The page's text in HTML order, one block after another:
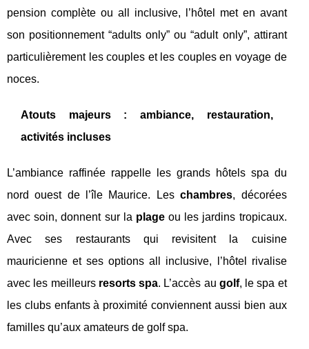
pension complète ou all inclusive, l’hôtel met en avant
son positionnement “adults only” ou “adult only”, attirant
particulièrement les couples et les couples en voyage de
noces.
Atouts majeurs : ambiance, restauration,
activités incluses
L’ambiance raffinée rappelle les grands hôtels spa du
nord ouest de l’île Maurice. Leschambres, décorées
avec soin, donnent sur la plageou les jardins tropicaux.
Avec ses restaurants qui revisitent la cuisine
mauricienne et ses options all inclusive, l’hôtel rivalise
avec les meilleurs resorts spa. L’accès au golf, le spa et
les clubs enfants à proximité conviennent aussi bien aux
familles qu’aux amateurs de golf spa.